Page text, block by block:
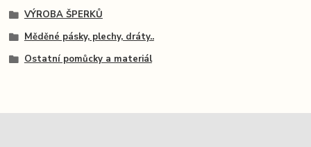
VÝROBA ŠPERKŮ
Měděné pásky, plechy, dráty..
Ostatní pomůcky a materiál